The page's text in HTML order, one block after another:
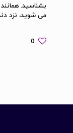
بشناسید.
می شوید، نزد
0